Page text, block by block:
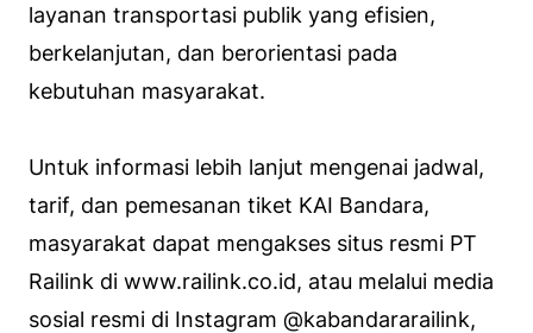
layanan transportasi publik yang efisien,
berkelanjutan, dan berorientasi pada
kebutuhan masyarakat.
Untuk informasi lebih lanjut mengenai jadwal,
tarif, dan pemesanan tiket KAI Bandara,
masyarakat dapat mengakses situs resmi PT
Railink di www.railink.co.id, atau melalui media
sosial resmi di Instagram @kabandararailink,